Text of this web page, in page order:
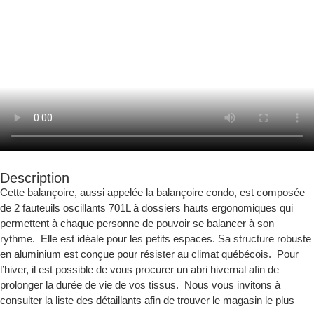
Description
Cette balançoire, aussi appelée la balançoire condo, est composée
de 2 fauteuils oscillants 701L à dossiers hauts ergonomiques qui
permettent à chaque personne de pouvoir se balancer à son
rythme. Elle est idéale pour les petits espaces. Sa structure robuste
en aluminium est conçue pour résister au climat québécois. Pour
l’hiver, il est possible de vous procurer un abri hivernal afin de
prolonger la durée de vie de vos tissus. Nous vous invitons à
consulter la liste des détaillants afin de trouver le magasin le plus